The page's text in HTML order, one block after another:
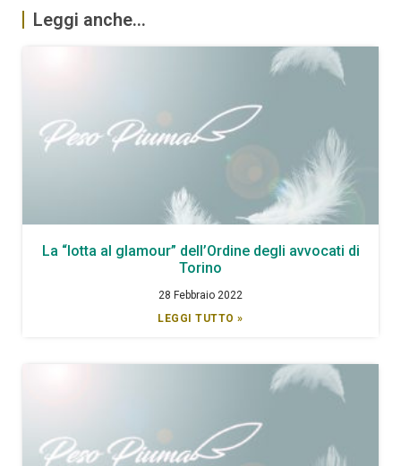
Leggi anche...
La “lotta al glamour” dell’Ordine degli avvocati di
Torino
28 Febbraio 2022
LEGGI TUTTO »